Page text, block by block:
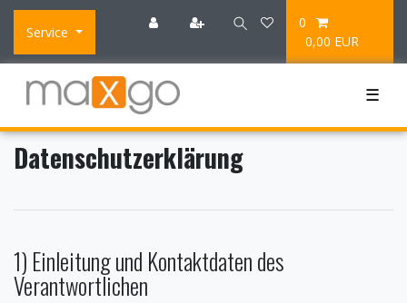
Service
0
0,00 EUR
☰
Daten­schutz­erklärung
1) Einleitung und Kontaktdaten des
Verantwortlichen